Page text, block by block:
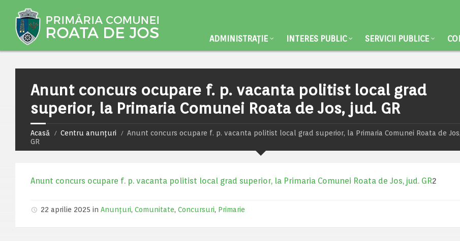
ADMINISTRAȚIE INTERES PUBLIC SERVICII PUBLICE
Anunt concurs ocupare f. p. vacanta politist local grad
superior, la Primaria Comunei Roata de Jos, jud. GR
Acasă Centru anunțuri
Anunt concurs ocupare f. p. vacanta politist local grad superior, la Primaria Comunei Roata de
GR
Anunt concurs ocupare f. p. vacanta politist local grad superior, la Primaria Comunei Roata de Jos, jud. GR2
22 aprilie 2025 in Anunțuri, Comunitate, Concursuri, Primarie